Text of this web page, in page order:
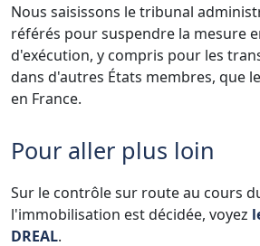
Nous saisissons le tribunal
référés pour suspendre la mesure
d'exécution, y compris pour les
dans d'autres États membres, que
en France.
Pour aller plus loin
Sur le contrôle sur route au cours
l'immobilisation est décidée, voyez
DREAL.